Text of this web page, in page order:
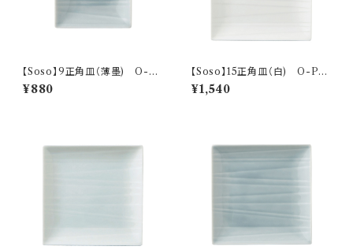
【Soso】9正角皿（薄墨) O-P
31503
¥880
【Soso】15正角皿（白) O-P31
301
¥1,540